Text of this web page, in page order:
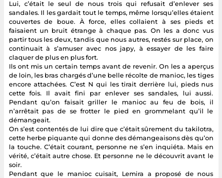
Lui, c’était le seul de nous trois qui refusait d’enlever ses
sandales. Il les gardait tout le temps, même lorsqu’elles étaient
couvertes de boue. À force, elles collaient à ses pieds et
faisaient un bruit étrange à chaque pas. On les a donc vus
partir tous les deux, tandis que nous autres, restés sur place, on
continuait à s’amuser avec nos japy, à essayer de les faire
claquer de plus en plus fort.
Ils ont mis un certain temps avant de revenir. On les a aperçus
de loin, les bras chargés d’une belle récolte de manioc, les tiges
encore attachées. C’est N qui les tirait derrière lui, pieds nus
cette fois. Il avait fini par enlever ses sandales, lui aussi.
Pendant qu’on faisait griller le manioc au feu de bois, il
n’arrêtait pas de se frotter le pied en grommelant qu’il le
démangeait.
On s’est contentés de lui dire que c’était sûrement du takilotra,
cette herbe piquante qui donne des démangeaisons dès qu’on
la touche. C’était courant, personne ne s’en inquiéta. Mais en
vérité, c’était autre chose. Et personne ne le découvrit avant le
soir.
Pendant que le manioc cuisait, Lemira a proposé de nous